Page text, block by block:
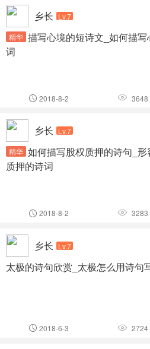
乡长 Lv.7
精华 描写心境的短诗文_如何描写
词
 2018-8-2  3648
乡长 Lv.7
精华 如何描写股权质押的诗句_形
质押的诗词
 2018-8-2  3283
乡长 Lv.7
太极的诗句欣赏_太极怎么用诗句
 2018-6-3  2724